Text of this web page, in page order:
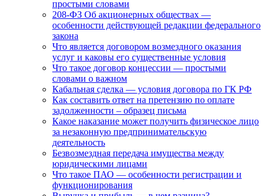
простыми словами
208-ФЗ Об акционерных обществах —
особенности действующей редакции федерального
закона
Что является договором возмездного оказания
услуг и каковы его существенные условия
Что такое договор концессии — простыми
словами о важном
Кабальная сделка — условия договора по ГК РФ
Как составить ответ на претензию по оплате
задолженности – образец письма
Какое наказание может получить физическое лицо
за незаконную предпринимательскую
деятельность
Безвозмездная передача имущества между
юридическими лицами
Что такое ПАО — особенности регистрации и
функционирования